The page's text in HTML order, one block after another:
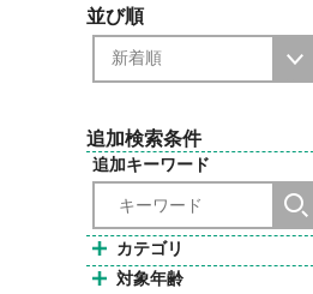
並び順
追加検索条件
追加キーワード
カテゴリ
対象年齢